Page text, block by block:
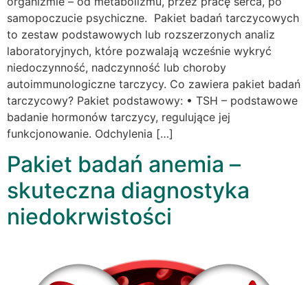
samopoczucie psychiczne. Pakiet badań tarczycowych
to zestaw podstawowych lub rozszerzonych analiz
laboratoryjnych, które pozwalają wcześnie wykryć
niedoczynność, nadczynność lub choroby
autoimmunologiczne tarczycy. Co zawiera pakiet badań
tarczycowy? Pakiet podstawowy: • TSH – podstawowe
badanie hormonów tarczycy, regulujące jej
funkcjonowanie. Odchylenia […]
Pakiet badań anemia –
skuteczna diagnostyka
niedokrwistości